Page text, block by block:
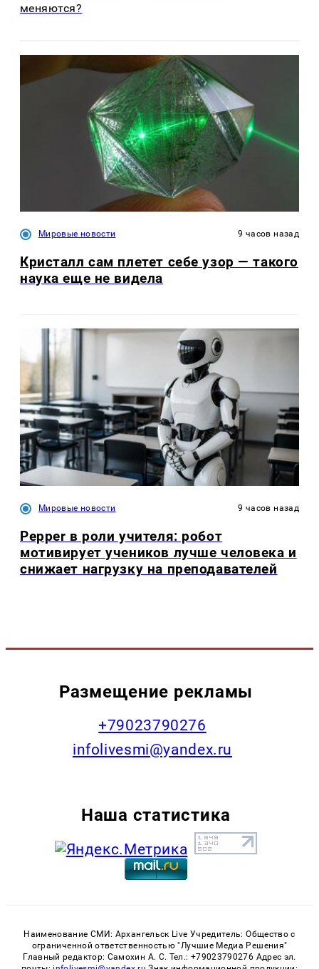
меняются?
Мировые новости 9 часов назад
Кристалл сам плетет себе узор — такого
наука еще не видела
Мировые новости 9 часов назад
Pepper в роли учителя: робот
мотивирует учеников лучше человека и
снижает нагрузку на преподавателей
Размещение рекламы
+79023790276
infolivesmi@yandex.ru
Наша статистика
Наименование СМИ: Архангельск Live Учредитель: Общество с
ограниченной ответственностью "Лучшие Медиа Решения"
Главный редактор: Самохин А. С. Тел.: +79023790276 Адрес эл.